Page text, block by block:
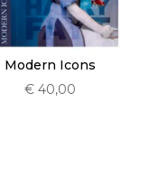
Modern Icons
€ 40,00